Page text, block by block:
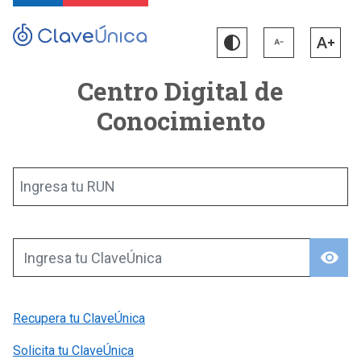
Centro Digital de
Conocimiento
Ingresa tu RUN
visibility
Ingresa tu ClaveÚnica
Recupera tu ClaveÚnica
Solicita tu ClaveÚnica